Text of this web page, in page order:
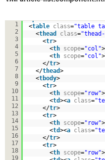
1
2
3
4
5
6
7
8
9
10
11
12
13
14
15
16
17
18
19
<table class="table
<thead class=
<tr>
<th scope="col"
<th scope="col"
</tr>
</thead>
<tbody>
<tr>
<th scope="row"
<td><a class=
</tr>
<tr>
<th scope="row"
<td><a class=
</tr>
<tr>
<th scope="row"